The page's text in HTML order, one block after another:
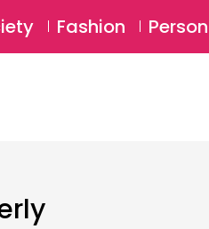
Login ⚲
Fashion